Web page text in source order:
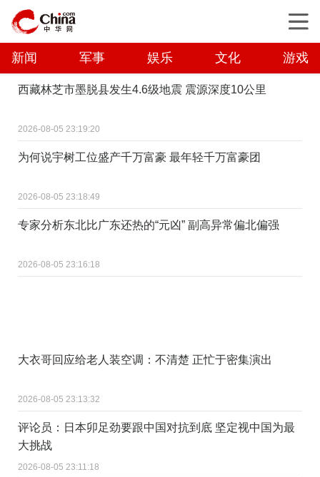
新闻 军事 娱乐 文化 游戏
西藏林芝市墨脱县发生4.6级地震 震源深度10公里
2026-08-05 23:19:20
为何说宇树工位盛产千万富豪 最年轻千万富豪团
2026-08-05 23:18:49
专家分析东北比广东还热的“元凶” 副高异常偏北偏强
2026-08-05 23:16:18
大衣哥回应给老人装空调：不清楚 正忙于密集演出
2026-08-05 23:13:32
评论员：日本卯足劲要跟中国对抗到底 坚定视中国为最
大挑战
2026-08-05 23:11:18